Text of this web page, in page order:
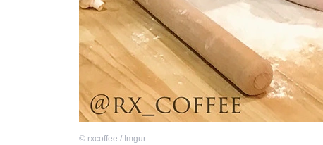
© rxcoffee / Imgur